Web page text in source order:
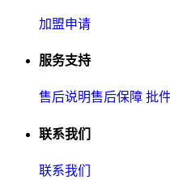
加盟申请
服务支持
售后说明售后保障 批
联系我们
联系我们